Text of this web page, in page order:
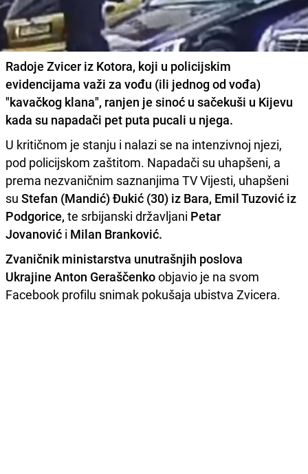
Radoje Zvicer iz Kotora, koji u policijskim
evidencijama važi za vođu (ili jednog od vođa)
"kavačkog klana", ranjen je sinoć u sačekuši u Kijevu
kada su napadači pet puta pucali u njega.
U kritičnom je stanju i nalazi se na intenzivnoj njezi,
pod policijskom zaštitom. Napadači su uhapšeni, a
prema nezvaničnim saznanjima TV Vijesti, uhapšeni
su Stefan (Mandić) Đukić (30) iz Bara, Emil Tuzović iz
Podgorice, te srbijanski državljani Petar
Jovanović i Milan Branković.
Zvaničnik ministarstva unutrašnjih poslova
Ukrajine Anton Geraščenkoobjavio je na svom
Facebook profilu snimak pokušaja ubistva Zvicera.